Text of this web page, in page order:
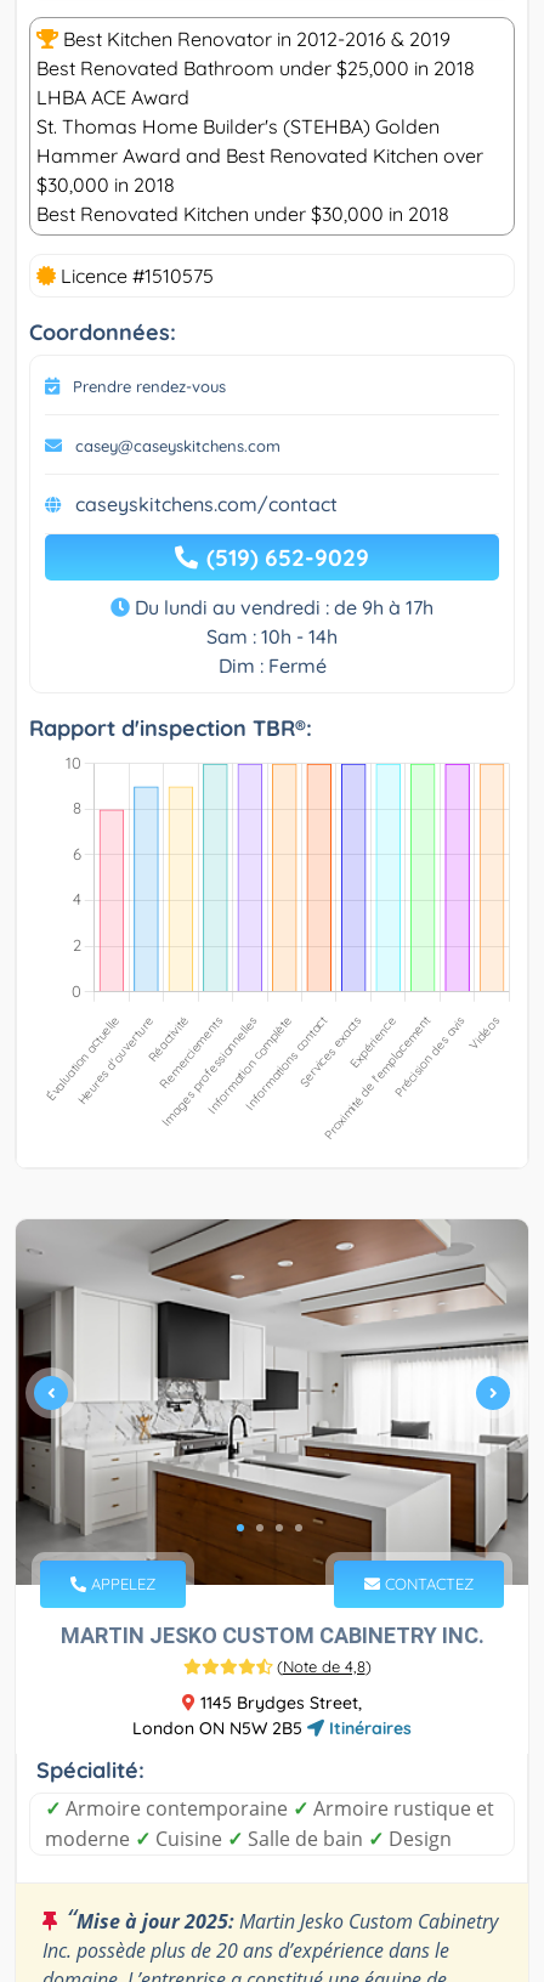
Best Kitchen Renovator in 2012-2016 & 2019
Best Renovated Bathroom under $25,000 in 2018
LHBA ACE Award
St. Thomas Home Builder's (STEHBA) Golden
Hammer Award and Best Renovated Kitchen over
$30,000 in 2018
Best Renovated Kitchen under $30,000 in 2018
Licence #1510575
Coordonnées:
Prendre rendez-vous
casey@caseyskitchens.com
caseyskitchens.com/contact
(519) 652-9029
Du lundi au vendredi : de 9h à 17h
Sam : 10h - 14h
Dim : Fermé
Rapport d'inspection TBR®:
APPELEZ CONTACTEZ
MARTIN JESKO CUSTOM CABINETRY INC.
(Note de 4,8)
1145 Brydges Street,
London ON N5W 2B5
Itinéraires
Spécialité:
✓ Armoire contemporaine ✓ Armoire rustique et
moderne ✓ Cuisine ✓ Salle de bain ✓ Design
“Mise à jour 2025:Martin Jesko Custom Cabinetry
Inc. possède plus de 20 ans d’expérience dans le